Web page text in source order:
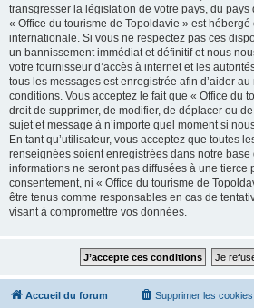
transgresser la législation de votre pays, du
« Office du tourisme de Topoldavie » est
internationale. Si vous ne respectez pas ces
un bannissement immédiat et définitif et nous
votre fournisseur d’accès à internet et les
tous les messages est enregistrée afin d’aider
conditions. Vous acceptez le fait que « Office du
droit de supprimer, de modifier, de déplacer ou
sujet et message à n’importe quel moment si
En tant qu’utilisateur, vous acceptez que toutes
renseignées soient enregistrées dans notre
informations ne seront pas diffusées à une tierce
consentement, ni « Office du tourisme de
être tenus comme responsables en cas de
visant à compromettre vos données.
Accueil du forum Supprimer les cookies